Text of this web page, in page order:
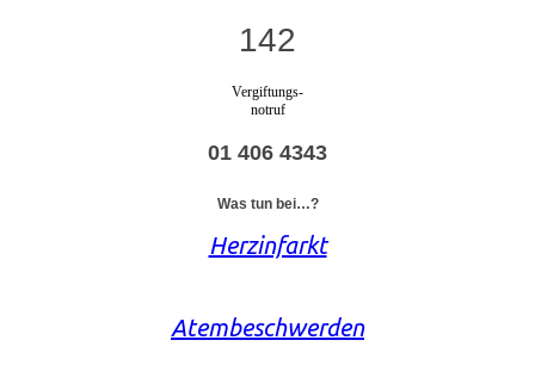
142
Vergiftungs-
notruf
01 406 4343
Was tun bei…?
Herzinfarkt
Atembeschwerden